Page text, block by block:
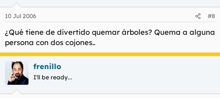
10 Jul 2006 #8
¿Qué tiene de divertido quemar árboles? Quema a alguna
persona con dos cojones..
frenillo
I'll be ready...